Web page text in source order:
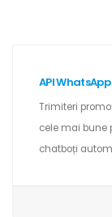
API
Trimiteri
cele mai bune
chatboți